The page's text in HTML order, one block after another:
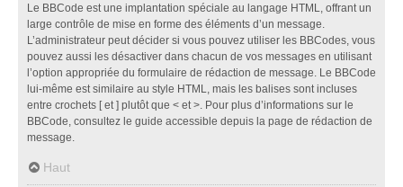
Le BBCode est une implantation spéciale au langage HTML, offrant un
large contrôle de mise en forme des éléments d’un message.
L’administrateur peut décider si vous pouvez utiliser les BBCodes, vous
pouvez aussi les désactiver dans chacun de vos messages en utilisant
l’option appropriée du formulaire de rédaction de message. Le BBCode
lui-même est similaire au style HTML, mais les balises sont incluses
entre crochets [ et ] plutôt que < et >. Pour plus d’informations sur le
BBCode, consultez le guide accessible depuis la page de rédaction de
message.
Haut